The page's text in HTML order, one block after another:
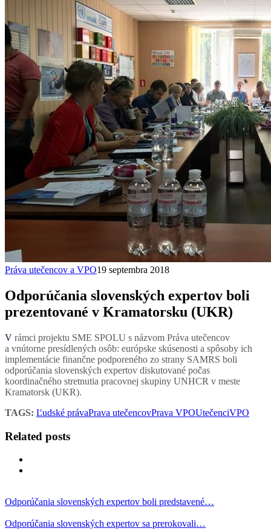
Práva utečencov a VPO19 septembra 2018
Odporúčania slovenských expertov boli
prezentované v Kramatorsku (UKR)
V rámci projektu SME SPOLU s názvom Práva utečencov
a vnútorne presídlených osôb: európske skúsenosti a spôsoby ich
implementácie finančne podporeného zo strany SAMRS boli
odporúčania slovenských expertov diskutované počas
koordinačného stretnutia pracovnej skupiny UNHCR v meste
Kramatorsk (UKR).
TAGS: Ľudské právaPrava utečencovPrava VPOUtečenciVPO
Related posts
Odporúčania slovenských expertov boli predstavené…
Odporúčania slovenských expertov sa prerokovali…